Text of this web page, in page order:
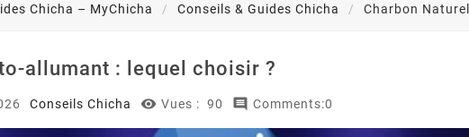
Chicha – MyChicha Conseils & Guides Chicha Charbon
allumant : lequel choisir ?
Conseils Chicha  Vues : 90  Comments:0